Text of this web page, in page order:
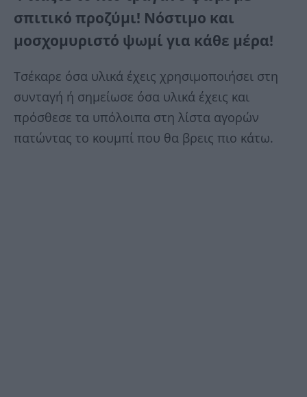
σπιτικό προζύμι! Νόστιμο και
μοσχομυριστό ψωμί για κάθε μέρα!
Τσέκαρε όσα υλικά έχεις χρησιμοποιήσει στη
συνταγή ή σημείωσε όσα υλικά έχεις και
πρόσθεσε τα υπόλοιπα στη λίστα αγορών
πατώντας το κουμπί που θα βρεις πιο κάτω.